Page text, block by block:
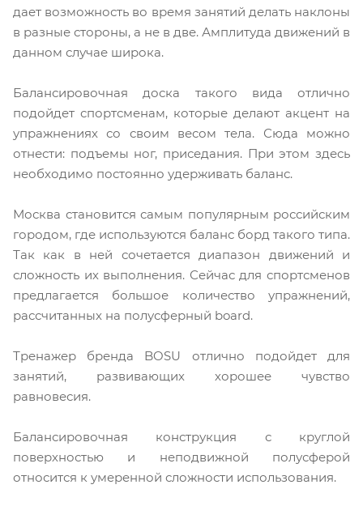
дает возможность во время занятий делать наклоны
в разные стороны, а не в две. Амплитуда движений в
данном случае широка.
Балансировочная доска такого вида отлично
подойдет спортсменам, которые делают акцент на
упражнениях со своим весом тела. Сюда можно
отнести: подъемы ног, приседания. При этом здесь
необходимо постоянно удерживать баланс.
Москва становится самым популярным российским
городом, где используются баланс борд такого типа.
Так как в ней сочетается диапазон движений и
сложность их выполнения. Сейчас для спортсменов
предлагается большое количество упражнений,
рассчитанных на полусферный board.
Тренажер бренда BOSU отлично подойдет для
занятий, развивающих хорошее чувство
равновесия.
Балансировочная конструкция с круглой
поверхностью и неподвижной полусферой
относится к умеренной сложности использования.